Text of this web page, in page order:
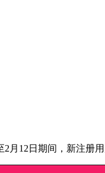
月12日期间，新注册